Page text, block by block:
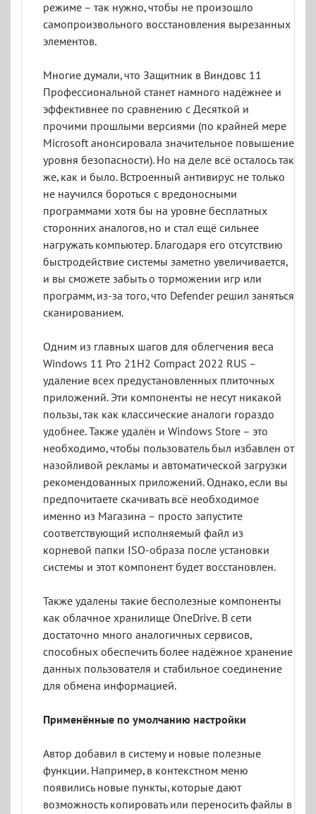
режиме – так нужно, чтобы не произошло
самопроизвольного восстановления вырезанных
элементов.
Многие думали, что Защитник в Виндовс 11
Профессиональной станет намного надёжнее и
эффективнее по сравнению с Десяткой и
прочими прошлыми версиями (по крайней мере
Microsoft анонсировала значительное повышение
уровня безопасности). Но на деле всё осталось так
же, как и было. Встроенный антивирус не только
не научился бороться с вредоносными
программами хотя бы на уровне бесплатных
сторонних аналогов, но и стал ещё сильнее
нагружать компьютер. Благодаря его отсутствию
быстродействие системы заметно увеличивается,
и вы сможете забыть о торможении игр или
программ, из-за того, что Defender решил заняться
сканированием.
Одним из главных шагов для облегчения веса
Windows 11 Pro 21H2 Compact 2022 RUS –
удаление всех предустановленных плиточных
приложений. Эти компоненты не несут никакой
пользы, так как классические аналоги гораздо
удобнее. Также удалён и Windows Store – это
необходимо, чтобы пользователь был избавлен от
назойливой рекламы и автоматической загрузки
рекомендованных приложений. Однако, если вы
предпочитаете скачивать всё необходимое
именно из Магазина – просто запустите
соответствующий исполняемый файл из
корневой папки ISO-образа после установки
системы и этот компонент будет восстановлен.
Также удалены такие бесполезные компоненты
как облачное хранилище OneDrive. В сети
достаточно много аналогичных сервисов,
способных обеспечить более надёжное хранение
данных пользователя и стабильное соединение
для обмена информацией.
Применённые по умолчанию настройки
Автор добавил в систему и новые полезные
функции. Например, в контекстном меню
появились новые пункты, которые дают
возможность копировать или переносить файлы в